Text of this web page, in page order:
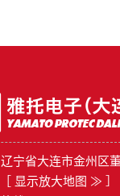
辽宁省大连市金州区
显示放大地图 ≫